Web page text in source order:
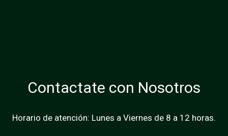
Contactate con Nosotros
Horario de atención: Lunes a Viernes de 8 a 12 horas.